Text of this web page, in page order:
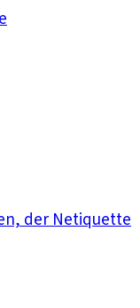
der Netiquette